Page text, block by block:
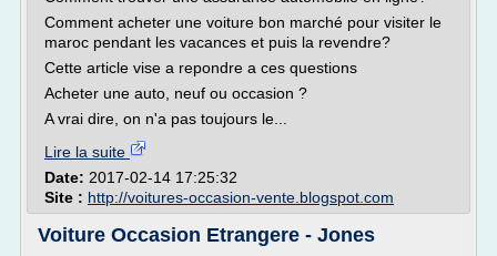
Comment acheter une voiture bon marché pour visiter le
maroc pendant les vacances et puis la revendre?
Cette article vise a repondre a ces questions
Acheter une auto, neuf ou occasion ?
A vrai dire, on n'a pas toujours le...
Lire la suite
Date: 2017-02-14 17:25:32
Site : http://voitures-occasion-vente.blogspot.com
Voiture Occasion Etrangere - Jones